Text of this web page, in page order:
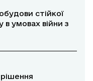
стійкої
в умовах війни з